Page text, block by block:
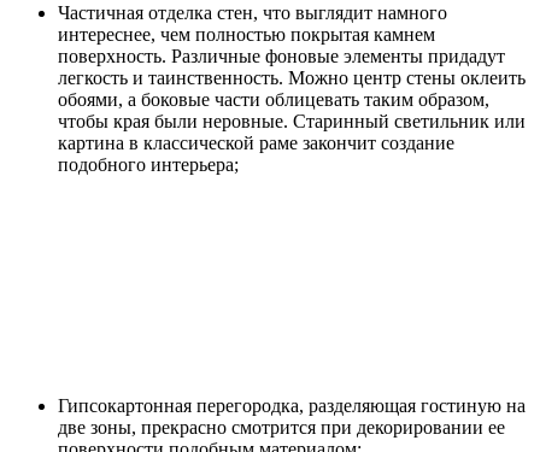
Частичная отделка стен, что выглядит намного
интереснее, чем полностью покрытая камнем
поверхность. Различные фоновые элементы придадут
легкость и таинственность. Можно центр стены оклеить
обоями, а боковые части облицевать таким образом,
чтобы края были неровные. Старинный светильник или
картина в классической раме закончит создание
подобного интерьера;
Гипсокартонная перегородка, разделяющая гостиную на
две зоны, прекрасно смотрится при декорировании ее